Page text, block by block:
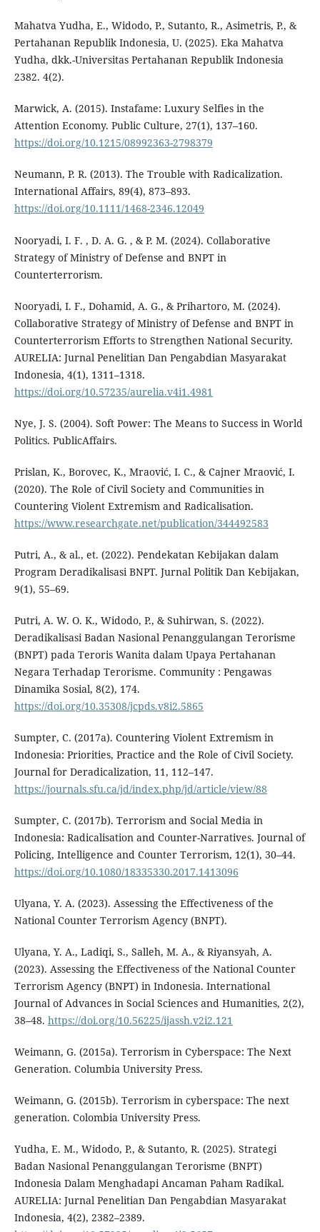
Mahatva Yudha, E., Widodo, P., Sutanto, R., Asimetris, P., &
Pertahanan Republik Indonesia, U. (2025). Eka Mahatva
Yudha, dkk.-Universitas Pertahanan Republik Indonesia
2382. 4(2).
Marwick, A. (2015). Instafame: Luxury Selfies in the
Attention Economy. Public Culture, 27(1), 137–160.
https://doi.org/10.1215/08992363-2798379
Neumann, P. R. (2013). The Trouble with Radicalization.
International Affairs, 89(4), 873–893.
https://doi.org/10.1111/1468-2346.12049
Nooryadi, I. F. , D. A. G. , & P. M. (2024). Collaborative
Strategy of Ministry of Defense and BNPT in
Counterterrorism.
Nooryadi, I. F., Dohamid, A. G., & Prihartoro, M. (2024).
Collaborative Strategy of Ministry of Defense and BNPT in
Counterterrorism Efforts to Strengthen National Security.
AURELIA: Jurnal Penelitian Dan Pengabdian Masyarakat
Indonesia, 4(1), 1311–1318.
https://doi.org/10.57235/aurelia.v4i1.4981
Nye, J. S. (2004). Soft Power: The Means to Success in World
Politics. PublicAffairs.
Prislan, K., Borovec, K., Mraović, I. C., & Cajner Mraović, I.
(2020). The Role of Civil Society and Communities in
Countering Violent Extremism and Radicalisation.
https://www.researchgate.net/publication/344492583
Putri, A., & al., et. (2022). Pendekatan Kebijakan dalam
Program Deradikalisasi BNPT. Jurnal Politik Dan Kebijakan,
9(1), 55–69.
Putri, A. W. O. K., Widodo, P., & Suhirwan, S. (2022).
Deradikalisasi Badan Nasional Penanggulangan Terorisme
(BNPT) pada Teroris Wanita dalam Upaya Pertahanan
Negara Terhadap Terorisme. Community : Pengawas
Dinamika Sosial, 8(2), 174.
https://doi.org/10.35308/jcpds.v8i2.5865
Sumpter, C. (2017a). Countering Violent Extremism in
Indonesia: Priorities, Practice and the Role of Civil Society.
Journal for Deradicalization, 11, 112–147.
https://journals.sfu.ca/jd/index.php/jd/article/view/88
Sumpter, C. (2017b). Terrorism and Social Media in
Indonesia: Radicalisation and Counter-Narratives. Journal of
Policing, Intelligence and Counter Terrorism, 12(1), 30–44.
https://doi.org/10.1080/18335330.2017.1413096
Ulyana, Y. A. (2023). Assessing the Effectiveness of the
National Counter Terrorism Agency (BNPT).
Ulyana, Y. A., Ladiqi, S., Salleh, M. A., & Riyansyah, A.
(2023). Assessing the Effectiveness of the National Counter
Terrorism Agency (BNPT) in Indonesia. International
Journal of Advances in Social Sciences and Humanities, 2(2),
38–48. https://doi.org/10.56225/ijassh.v2i2.121
Weimann, G. (2015a). Terrorism in Cyberspace: The Next
Generation. Columbia University Press.
Weimann, G. (2015b). Terrorism in cyberspace: The next
generation. Colombia University Press.
Yudha, E. M., Widodo, P., & Sutanto, R. (2025). Strategi
Badan Nasional Penanggulangan Terorisme (BNPT)
Indonesia Dalam Menghadapi Ancaman Paham Radikal.
AURELIA: Jurnal Penelitian Dan Pengabdian Masyarakat
Indonesia, 4(2), 2382–2389.